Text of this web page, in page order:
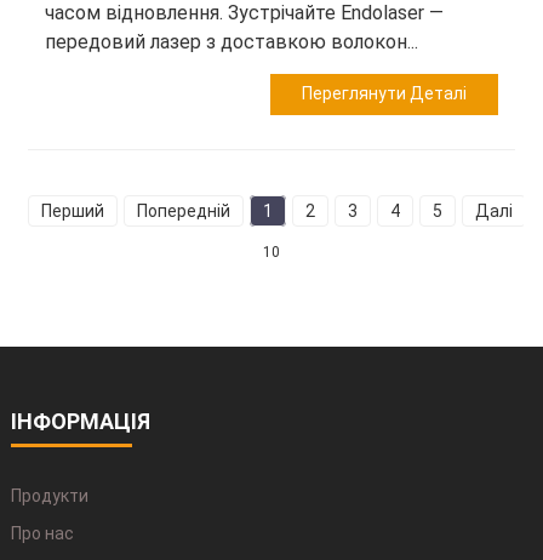
часом відновлення. Зустрічайте Endolaser —
передовий лазер з доставкою волокон...
Переглянути Деталі
Перший Попередній 1 2 3 4 5 Далі
10
ІНФОРМАЦІЯ
Продукти
Про нас